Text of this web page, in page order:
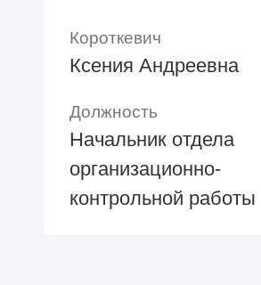
Короткевич
Ксения Андреевна
Должность
Начальник отдела
организационно-
контрольной работы